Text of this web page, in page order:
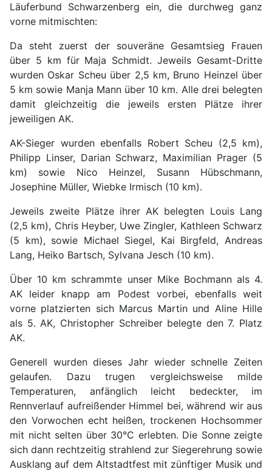
Läuferbund Schwarzenberg ein, die durchweg ganz
vorne mitmischten:
Da steht zuerst der souveräne Gesamtsieg Frauen
über 5 km für Maja Schmidt. Jeweils Gesamt-Dritte
wurden Oskar Scheu über 2,5 km, Bruno Heinzel über
5 km sowie Manja Mann über 10 km. Alle drei belegten
damit gleichzeitig die jeweils ersten Plätze ihrer
jeweiligen AK.
AK-Sieger wurden ebenfalls Robert Scheu (2,5 km),
Philipp Linser, Darian Schwarz, Maximilian Prager (5
km) sowie Nico Heinzel, Susann Hübschmann,
Josephine Müller, Wiebke Irmisch (10 km).
Jeweils zweite Plätze ihrer AK belegten Louis Lang
(2,5 km), Chris Heyber, Uwe Zingler, Kathleen Schwarz
(5 km), sowie Michael Siegel, Kai Birgfeld, Andreas
Lang, Heiko Bartsch, Sylvana Jesch (10 km).
Über 10 km schrammte unser Mike Bochmann als 4.
AK leider knapp am Podest vorbei, ebenfalls weit
vorne platzierten sich Marcus Martin und Aline Hille
als 5. AK, Christopher Schreiber belegte den 7. Platz
AK.
Generell wurden dieses Jahr wieder schnelle Zeiten
gelaufen. Dazu trugen vergleichsweise milde
Temperaturen, anfänglich leicht bedeckter, im
Rennverlauf aufreißender Himmel bei, während wir aus
den Vorwochen echt heißen, trockenen Hochsommer
mit nicht selten über 30°C erlebten. Die Sonne zeigte
sich dann rechtzeitig strahlend zur Siegerehrung sowie
Ausklang auf dem Altstadtfest mit zünftiger Musik und